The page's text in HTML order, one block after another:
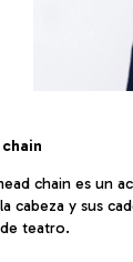
chain es un
cabeza y sus
teatro.